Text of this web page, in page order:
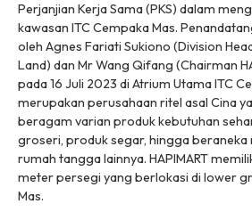
Perjanjian Kerja Sama (PKS) dalam
kawasan ITC Cempaka Mas.
oleh Agnes Fariati Sukiono (Division
Land) dan Mr Wang Qifang (Chairman
pada 16 Juli 2023 di Atrium Utama ITC
merupakan perusahaan ritel asal Cina
beragam varian produk kebutuhan
groseri, produk segar, hingga beraneka
rumah tangga lainnya. HAPIMART
meter persegi yang berlokasi di lower
Mas.